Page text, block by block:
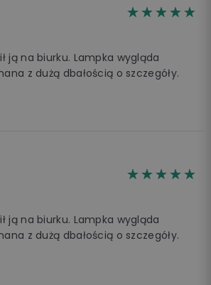
☆☆☆☆☆
★★★★★
ją na biurku. Lampka wygląda
z dużą dbałością o szczegóły.
☆☆☆☆☆
★★★★★
ją na biurku. Lampka wygląda
z dużą dbałością o szczegóły.